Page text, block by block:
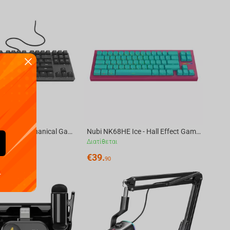
Nubi NK87 Black - Mechanical Gaming Keyboard [ANSI US] Nubi NK68HE Ice - Hall Effect Gaming Keyboard [ANSI US]
Διατίθεται
€39.90